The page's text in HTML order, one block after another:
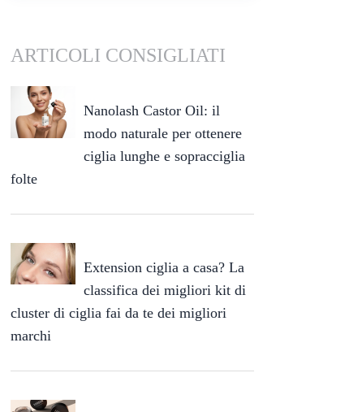
ARTICOLI CONSIGLIATI
Nanolash Castor Oil: il
modo naturale per ottenere
ciglia lunghe e sopracciglia
folte
Extension ciglia a casa? La
classifica dei migliori kit di
cluster di ciglia fai da te dei migliori
marchi